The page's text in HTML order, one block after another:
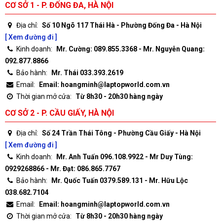
CƠ SỞ 1 - P. ĐỐNG ĐA, HÀ NỘI
Địa chỉ: Số 10 Ngõ 117 Thái Hà - Phường Đống Đa - Hà Nội
[ Xem đường đi ]
Kinh doanh:
Mr. Cường: 089.855.3368 - Mr. Nguyễn Quang:
092.877.8866
Bảo hành:
Mr. Thái 033.393.2619
Email:
Email: hoangminh@laptopworld.com.vn
Thời gian mở cửa:
Từ 8h30 - 20h30 hàng ngày
CƠ SỞ 2 - P. CẦU GIẤY, HÀ NỘI
Địa chỉ: Số 24 Trần Thái Tông - Phường Cầu Giấy - Hà Nội
[ Xem đường đi ]
Kinh doanh:
Mr. Anh Tuấn 096.108.9922 - Mr Duy Tùng:
0929268866 - Mr. Đạt: 086.865.7767
Bảo hành:
Mr. Quốc Tuấn 0379.589.131 - Mr. Hữu Lộc
038.682.7104
Email:
Email: hoangminh@laptopworld.com.vn
Thời gian mở cửa:
Từ 8h30 - 20h30 hàng ngày